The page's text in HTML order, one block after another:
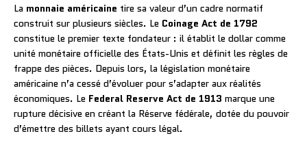
La monnaie américaine tire sa valeur d’un cadre normatif
construit sur plusieurs siècles. Le Coinage Act de 1792
constitue le premier texte fondateur : il établit le dollar comme
unité monétaire officielle des États-Unis et définit les règles de
frappe des pièces. Depuis lors, la législation monétaire
américaine n’a cessé d’évoluer pour s’adapter aux réalités
économiques. Le Federal Reserve Act de 1913 marque une
rupture décisive en créant la Réserve fédérale, dotée du pouvoir
d’émettre des billets ayant cours légal.